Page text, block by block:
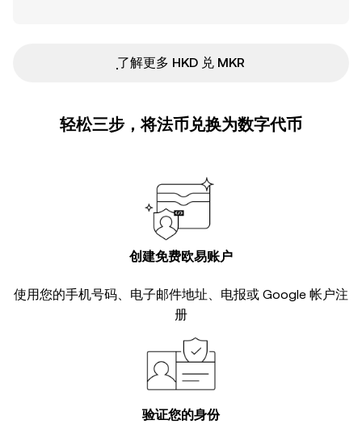
ִִִִִִִִִִִִִִִִִִִִִִִִִִִִִִִִִִִִִִִִִִִִִִִ了解更多 HKD 兑 MKR
轻松三步，将法币兑换为数字代币
创建免费欧易账户
使用您的手机号码、电子邮件地址、电报或 Google 帐户注
册
验证您的身份